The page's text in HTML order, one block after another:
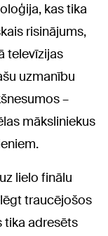
kas tika
risinājums,
televīzijas
uzmanību
–
māksliniekus
lielo finālu
traucējošos
tika adresēts